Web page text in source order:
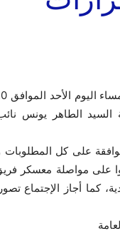
السيد الطاهر يونس
على كل المطلوبات
على مواصلة معسكر
كما أجاز الإجتماع